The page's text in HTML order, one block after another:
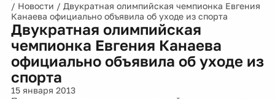
/ Новости / Двукратная олимпийская чемпионка Евгения
Канаева официально объявила об уходе из спорта
Двукратная олимпийская
чемпионка Евгения Канаева
официально объявила об уходе из
спорта
15 января 2013